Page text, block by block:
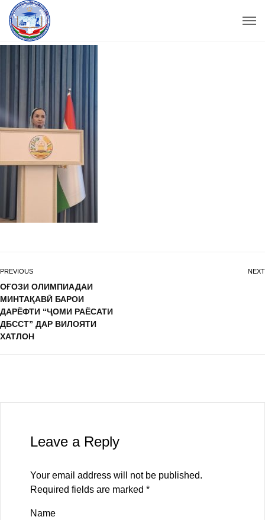
PREVIOUS
ОҒОЗИ ОЛИМПИАДАИ
МИНТАҚАВӢ БАРОИ
ДАРЁФТИ “ҶОМИ РАЁСАТИ
ДБССТ” ДАР ВИЛОЯТИ
ХАТЛОН
NEXT
Leave a Reply
Your email address will not be published.
Required fields are marked *
Name